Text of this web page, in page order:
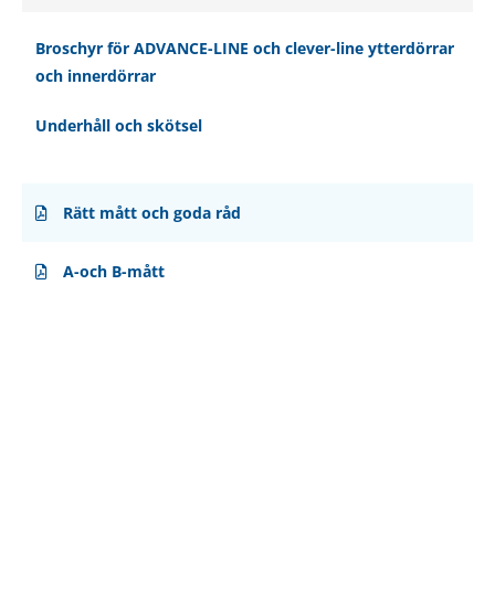
Broschyr för ADVANCE-LINE och clever-line ytterdörrar
och innerdörrar
Underhåll och skötsel
Rätt mått och goda råd
A-och B-mått